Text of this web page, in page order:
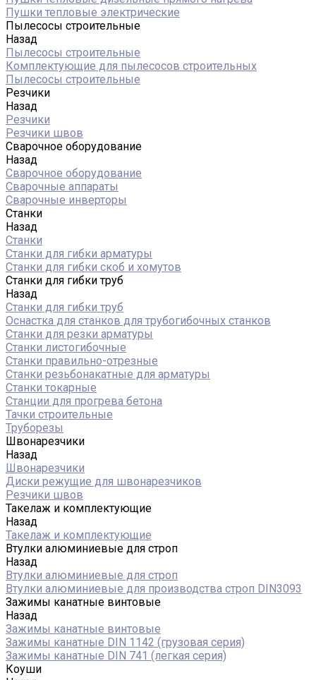
Пушки тепловые электрические
Пылесосы строительные
Назад
Пылесосы строительные
Комплектующие для пылесосов строительных
Пылесосы строительные
Резчики
Назад
Резчики
Резчики швов
Сварочное оборудование
Назад
Сварочное оборудование
Сварочные аппараты
Сварочные инверторы
Станки
Назад
Станки
Станки для гибки арматуры
Станки для гибки скоб и хомутов
Станки для гибки труб
Назад
Станки для гибки труб
Оснастка для станков для трубогибочных станков
Станки для резки арматуры
Станки листогибочные
Станки правильно-отрезные
Станки резьбонакатные для арматуры
Станки токарные
Станции для прогрева бетона
Тачки строительные
Труборезы
Швонарезчики
Назад
Швонарезчики
Диски режущие для швонарезчиков
Резчики швов
Такелаж и комплектующие
Назад
Такелаж и комплектующие
Втулки алюминиевые для строп
Назад
Втулки алюминиевые для строп
Втулки алюминиевые для производства строп DIN3093
Зажимы канатные винтовые
Назад
Зажимы канатные винтовые
Зажимы канатные DIN 1142 (грузовая серия)
Зажимы канатные DIN 741 (легкая серия)
Коуши